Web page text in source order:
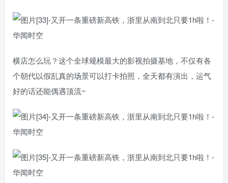
横店怎么玩？这个全球规模最大的影视拍摄基地，不仅有各
个朝代以假乱真的场景可以打卡拍照，全天都有演出，运气
好的话还能偶遇顶流~